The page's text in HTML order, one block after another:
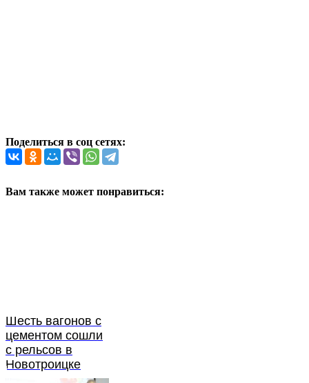
Поделиться в соц сетях:
Вам также может понравиться:
Шесть вагонов с
цементом сошли
с рельсов в
Новотроицке